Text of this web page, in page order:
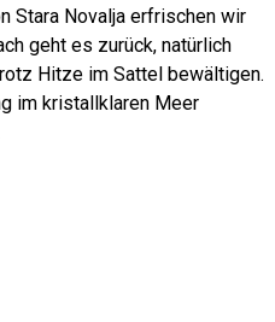
Stara Novalja erfrischen wir
geht es zurück, natürlich
Hitze im Sattel bewältigen.
im kristallklaren Meer